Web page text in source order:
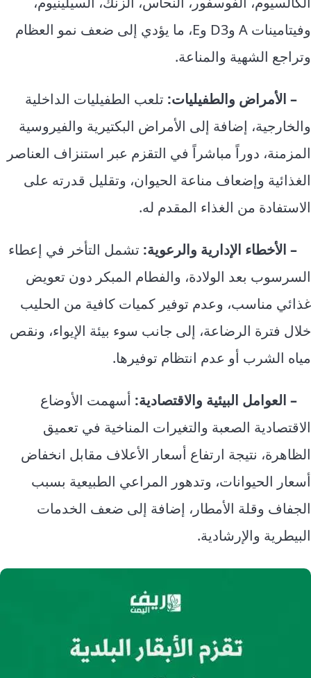
وفيتامينات A وD3 وE، ما يؤدي إلى ضعف نمو العظام
وتراجع الشهية والمناعة.
– الأمراض والطفيليات: تلعب الطفيليات الداخلية
والخارجية، إضافة إلى الأمراض البكتيرية والفيروسية
المزمنة، دوراً مباشراً في التقزم عبر استنزاف العناصر
الغذائية وإضعاف مناعة الحيوان، وتقليل قدرته على
الاستفادة من الغذاء المقدم له.
– الأخطاء الإدارية والرعوية: تشمل التأخر في إعطاء
السرسوب بعد الولادة، والفطام المبكر دون تعويض
غذائي مناسب، وعدم توفير كميات كافية من الحليب
خلال فترة الرضاعة، إلى جانب سوء بيئة الإيواء، ونقص
مياه الشرب أو عدم انتظام توفيرها.
– العوامل البيئية والاقتصادية: أسهمت الأوضاع
الاقتصادية الصعبة والتغيرات المناخية في تعميق
الظاهرة، نتيجة ارتفاع أسعار الأعلاف مقابل انخفاض
أسعار الحيوانات، وتدهور المراعي الطبيعية بسبب
الجفاف وقلة الأمطار، إضافة إلى ضعف الخدمات
البيطرية والإرشادية.